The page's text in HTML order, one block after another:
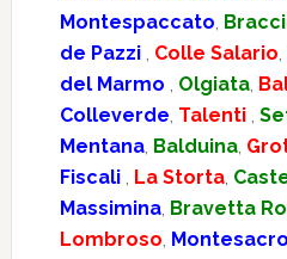
Montespaccato,
de Pazzi , Colle Salario,
del Marmo , Olgiata,
Colleverde, Talenti ,
Mentana, Balduina,
Fiscali , La Storta,
Massimina, Bravetta
Lombroso, Montesacro